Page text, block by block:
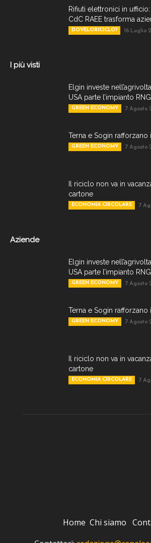
Rifiuti elettronici in
CdC RAEE trasforma
DOVELORICICLO? 16 Luglio
I più visti
Elgin investe
USA parte l’impianto RNG
GREEN ECONOMY 7 Agosto
Terna e Sogin rafforzano
GREEN ECONOMY 7 Agosto
Il riciclo non va in
cartone
ECONOMIA CIRCOLARE 7
Aziende
Elgin investe
USA parte l’impianto RNG
GREEN ECONOMY 7 Agosto
Terna e Sogin rafforzano
GREEN ECONOMY 7 Agosto
Il riciclo non va in
cartone
ECONOMIA CIRCOLARE 7
Home Chi siamo